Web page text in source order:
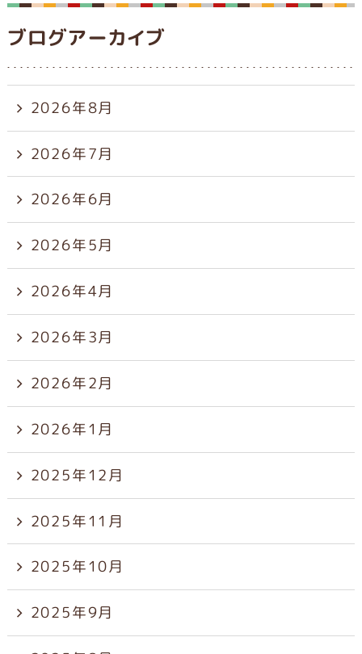
ブログアーカイブ
2026年8月
2026年7月
2026年6月
2026年5月
2026年4月
2026年3月
2026年2月
2026年1月
2025年12月
2025年11月
2025年10月
2025年9月